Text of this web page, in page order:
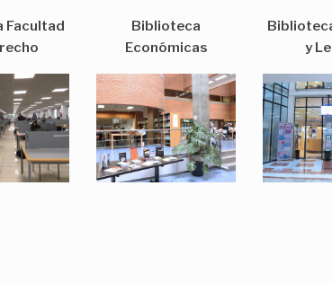
Facultad
Biblioteca
Económicas
y